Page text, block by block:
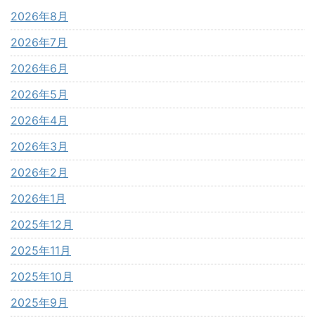
2026年8月
2026年7月
2026年6月
2026年5月
2026年4月
2026年3月
2026年2月
2026年1月
2025年12月
2025年11月
2025年10月
2025年9月